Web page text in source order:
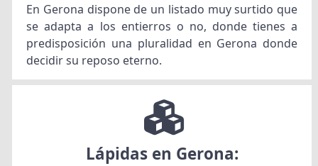
En Gerona dispone de un listado muy surtido que
se adapta a los entierros o no, donde tienes a
predisposición una pluralidad en Gerona donde
decidir su reposo eterno.
Lápidas en Gerona: